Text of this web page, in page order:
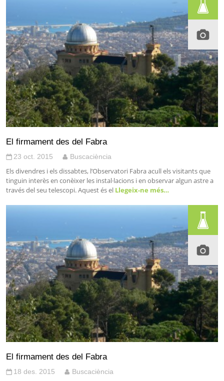
El firmament des del Fabra
23 oct. 2015 Buscaciència
Els divendres i els dissabtes, l’Observatori Fabra acull els visitants que
tinguin interès en conèixer les instal·lacions i en observar algun astre a
través del seu telescopi. Aquest és el Llegeix-ne més…
El firmament des del Fabra
18 des. 2015 Buscaciència